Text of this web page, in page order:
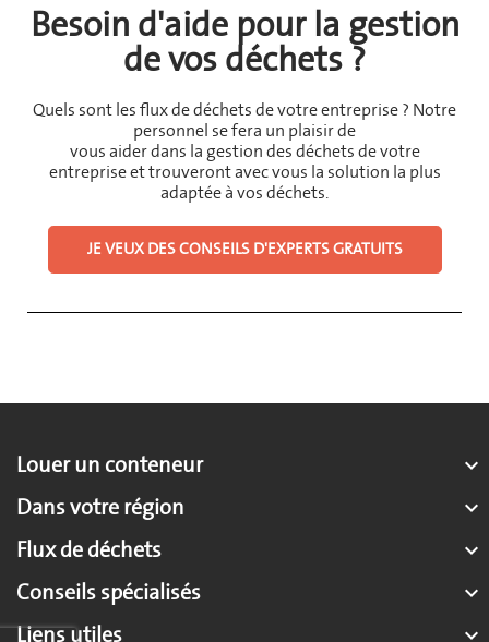
Besoin d'aide pour la gestion
de vos déchets ?
Quels sont les flux de déchets de votre entreprise ? Notre
personnel se fera un plaisir de
vous aider dans la gestion des déchets de votre
entreprise et trouveront avec vous la solution la plus
adaptée à vos déchets.
JE VEUX DES CONSEILS D'EXPERTS GRATUITS
Louer un conteneur 
Dans votre région 
Flux de déchets 
Conseils spécialisés 
Liens utiles 